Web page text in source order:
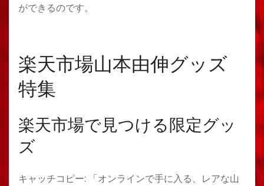
ができるのです。
楽天市場山本由伸グッズ
特集
楽天市場で見つける限定グッ
ズ
キャッチコピー: 「オンラインで手に入る、レアな山